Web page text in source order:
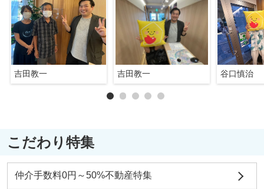
吉田教一 吉田教一 谷口慎治
こだわり特集
仲介手数料0円～50%不動産特集